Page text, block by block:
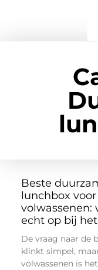
Beste
lunchbox voor
volwassenen:
echt op bij
De vraag naar de
klinkt simpel,
volwassenen is